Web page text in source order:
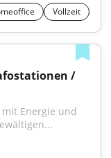
Vollzeit
/
Energie und